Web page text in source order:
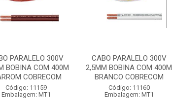
PARALELO 300V
BOBINA COM 400M
COBRECOM
Código: 11159
Embalagem: MT1
CABO PARALELO 300V
2,5MM BOBINA COM 400M
BRANCO COBRECOM
Código: 11160
Embalagem: MT1